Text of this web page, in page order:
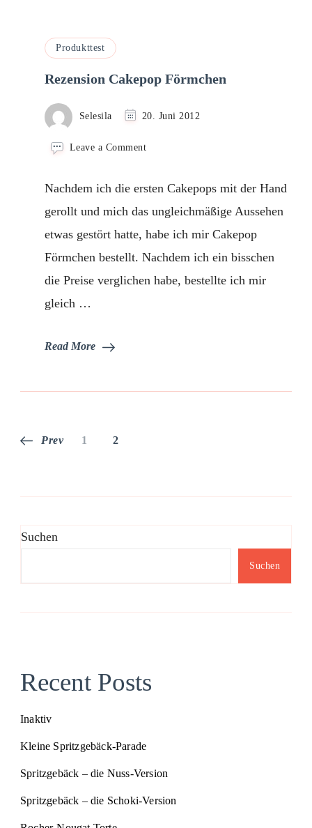
Produkttest
Rezension Cakepop Förmchen
Selesila 20. Juni 2012
Leave a Commenton
Förmchen
Nachdem ich die ersten Cakepops mit der Hand
gerollt und mich das ungleichmäßige Aussehen
etwas gestört hatte, habe ich mir Cakepop
Förmchen bestellt. Nachdem ich ein bisschen
die Preise verglichen habe, bestellte ich mir
gleich …
Read More
Seitennummerierung
Prev Page
1 Page
2
Suchen
Suchen
Recent Posts
Inaktiv
Kleine Spritzgebäck-Parade
Spritzgebäck – die Nuss-Version
Spritzgebäck – die Schoki-Version